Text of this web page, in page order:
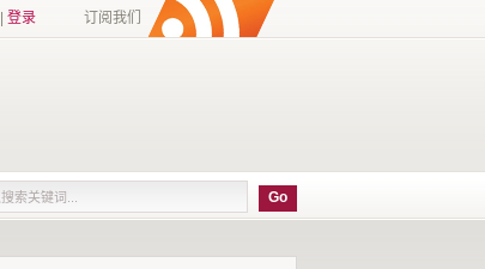
登录 订阅我们